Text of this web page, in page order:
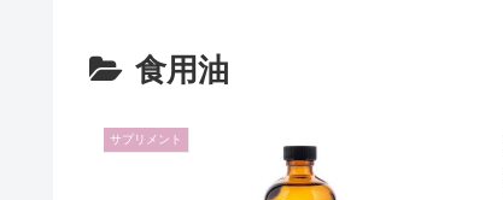
食用油
サプリメント